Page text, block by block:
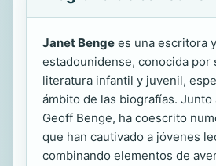
Janet Benge es una escritora
estadounidense, conocida por
literatura infantil y juvenil,
ámbito de las biografías. Junto
Geoff Benge, ha coescrito
que han cautivado a jóvenes
combinando elementos de